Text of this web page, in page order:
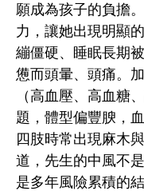
願成為孩子的負擔
力，讓她出現明顯
繃僵硬、睡眠長期
憊而頭暈、頭痛。
（高血壓、高血糖
題，體型偏豐腴，
四肢時常出現麻木
道，先生的中風不
是多年風險累積的